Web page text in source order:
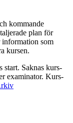
kommande
plan för
information som
kursen.
start. Saknas kurs-
examinator. Kurs-